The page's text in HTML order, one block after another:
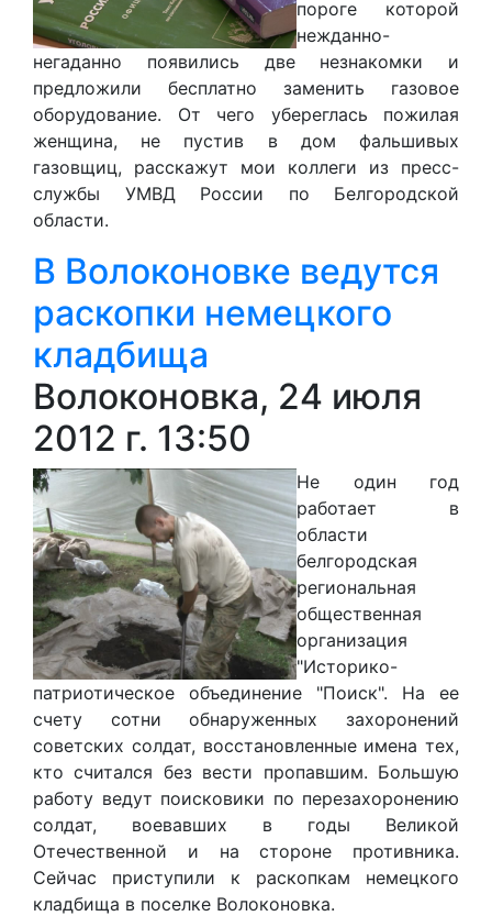
пороге которой
нежданно-
негаданно появились две незнакомки и
предложили бесплатно заменить газовое
оборудование. От чего убереглась пожилая
женщина, не пустив в дом фальшивых
газовщиц, расскажут мои коллеги из пресс-
службы УМВД России по Белгородской
области.
В Волоконовке ведутся
раскопки немецкого
кладбища
Волоконовка, 24 июля
2012 г. 13:50
Не один год
работает в
области
белгородская
региональная
общественная
организация
"Историко-
патриотическое объединение "Поиск". На ее
счету сотни обнаруженных захоронений
советских солдат, восстановленные имена тех,
кто считался без вести пропавшим. Большую
работу ведут поисковики по перезахоронению
солдат, воевавших в годы Великой
Отечественной и на стороне противника.
Сейчас приступили к раскопкам немецкого
кладбища в поселке Волоконовка.